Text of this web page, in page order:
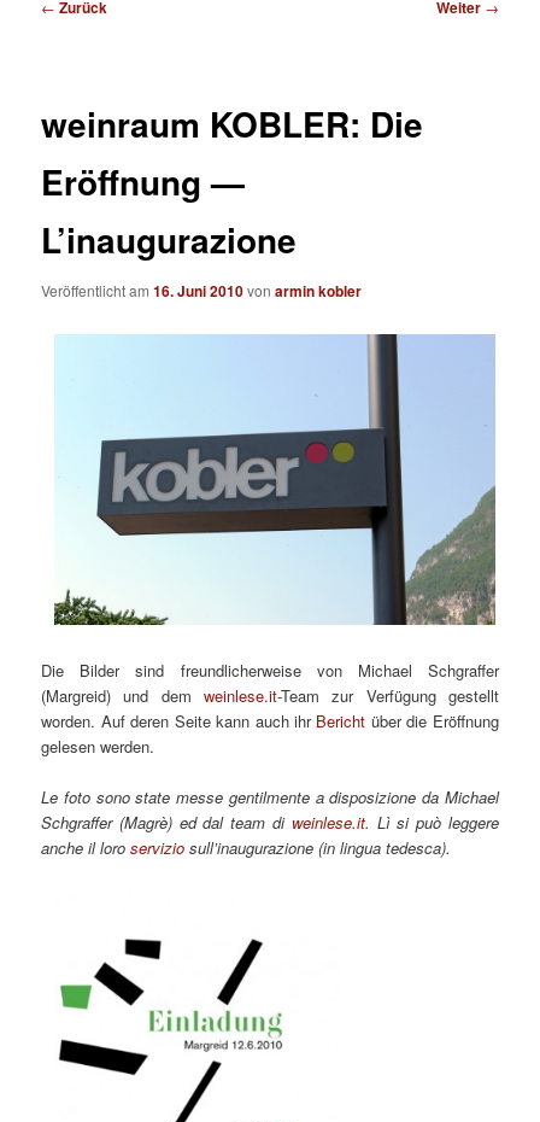
← Zurück Weiter →
weinraum KOBLER: Die
Eröffnung —
L’inaugurazione
Veröffentlicht am16. Juni 2010vonarmin kobler
Die Bilder sind freundlicherweise von Michael Schgraffer
(Margreid) und dem weinlese.it-Team zur Verfügung gestellt
worden. Auf deren Seite kann auch ihr Bericht über die Eröffnung
gelesen werden.
Le foto sono state messe gentilmente a disposizione da Michael
Schgraffer (Magrè) ed dal team di weinlese.it. Lì si può leggere
anche il loroservizio sull’inaugurazione (in lingua tedesca).